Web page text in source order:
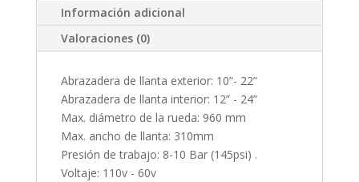
Información adicional
Valoraciones (0)
Abrazadera de llanta exterior: 10”- 22”
Abrazadera de llanta interior: 12” - 24”
Max. diámetro de la rueda: 960 mm
Max. ancho de llanta: 310mm
Presión de trabajo: 8-10 Bar (145psi) .
Voltaje: 110v - 60v